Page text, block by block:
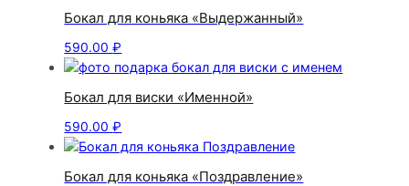
Бокал для коньяка «Выдержанный»
590.00₽
Бокал для виски «Именной»
590.00₽
Бокал для коньяка «Поздравление»